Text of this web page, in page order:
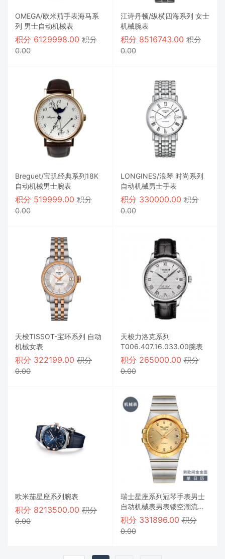
OMEGA/欧米茄手表海马系
列 男士自动机械表
积分 6129998.00 积分
0.00
江诗丹顿/纵横四海系列 女士
机械腕表
积分 8516743.00积分
0.00
Breguet/宝玑经典系列18K
自动机械男士腕表
积分 519999.00 积分
0.00
LONGINES/浪琴 时尚系列
自动机械男士手表
积分 330000.00积分
0.00
天梭TISSOT-宝环系列 自动
机械女表
积分 322199.00 积分
0.00
天梭力洛克系列
T006.407.16.033.00腕表
积分 265000.00积分
0.00
欧米茄星座系列腕表
积分 8213500.00 积分
0.00
瑞士星座系列冠琴手表男士
自动机械表男表镂空潮流夜
光防水男腕表
积分 331896.00积分
0.00